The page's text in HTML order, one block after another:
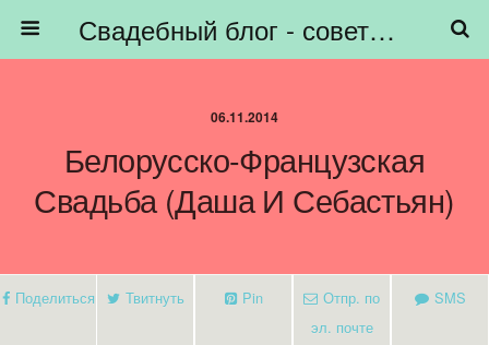
Свадебный блог - советы невестам, подготовка к свадьбе - HiBride
06.11.2014
Белорусско-Французская
Свадьба (Даша И Себастьян)
Поделиться Твитнуть Pin
Отпр. по
эл. почте
SMS